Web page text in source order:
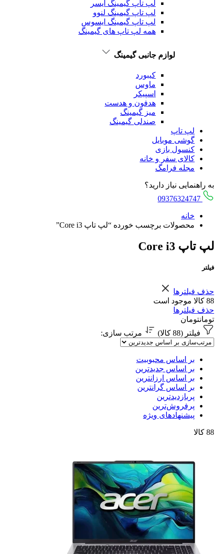
لپ تاپ گیمینگ ایسر
لپ تاپ گیمینگ لنوو
لپ تاپ گیمینگ ایسوس
همه لپ تاپ های گیمینگ
لوازم جانبی گیمینگ
کیبورد
ماوس
اسپیکر
هدفون و هدست
میز گیمینگ
صندلی گیمینگ
لپ تاپ
گوشی موبایل
کنسول بازی
کالای سفر و خانه
مجله فرامگ
به راهنمایی نیاز دارید؟
خانه
محصولات برچسب خورده “لپ تاپ Core i3”
لپ تاپ Core i3
فیلتر
حذف فیلترها
88 کالا موجود است
حذف فیلترها
تومانتومان
فیلتر (88 کالا)
مرتب سازی:
بر اساس محبوبیت
بر اساس جدیدترین
بر اساس ارزانترین
بر اساس گرانترین
پربازدیدترین
پرفروش‌ترین
پیشنهادهای ویژه
88 کالا